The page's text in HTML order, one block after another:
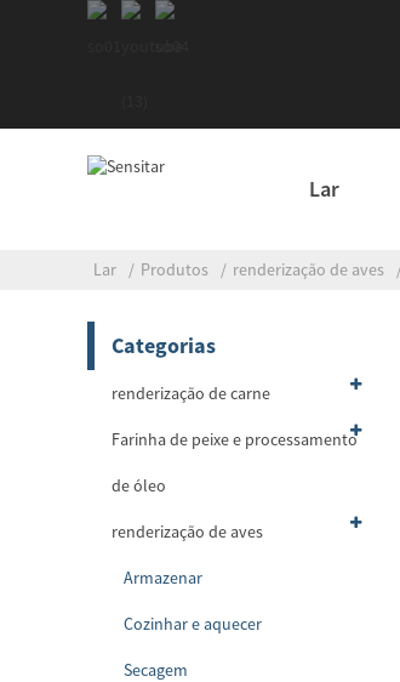
Lar
Lar Produtos renderização de aves
Categorias
renderização de carne
Farinha de peixe e processamento
de óleo
renderização de aves
Armazenar
Cozinhar e aquecer
Secagem